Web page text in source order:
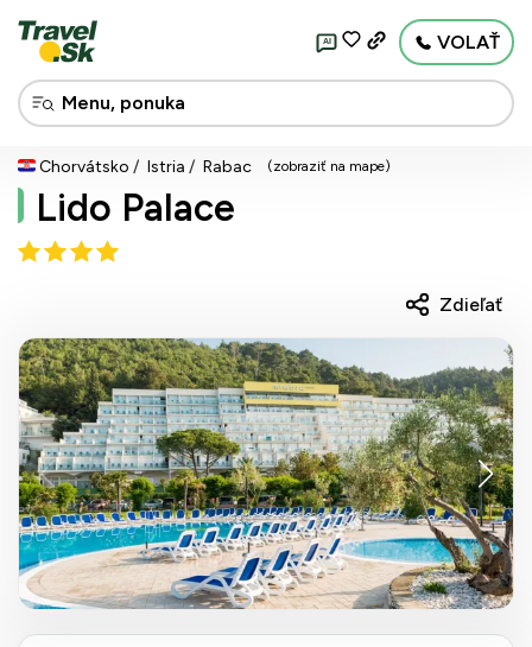
AI VOLAŤ
Chorvátsko Istria Rabac (zobraziť na mape)
Lido Palace
Zdieľať